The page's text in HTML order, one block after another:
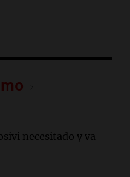
necesitado y va